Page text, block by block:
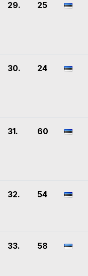
29. 25
30. 24
31. 60
32. 54
33. 58